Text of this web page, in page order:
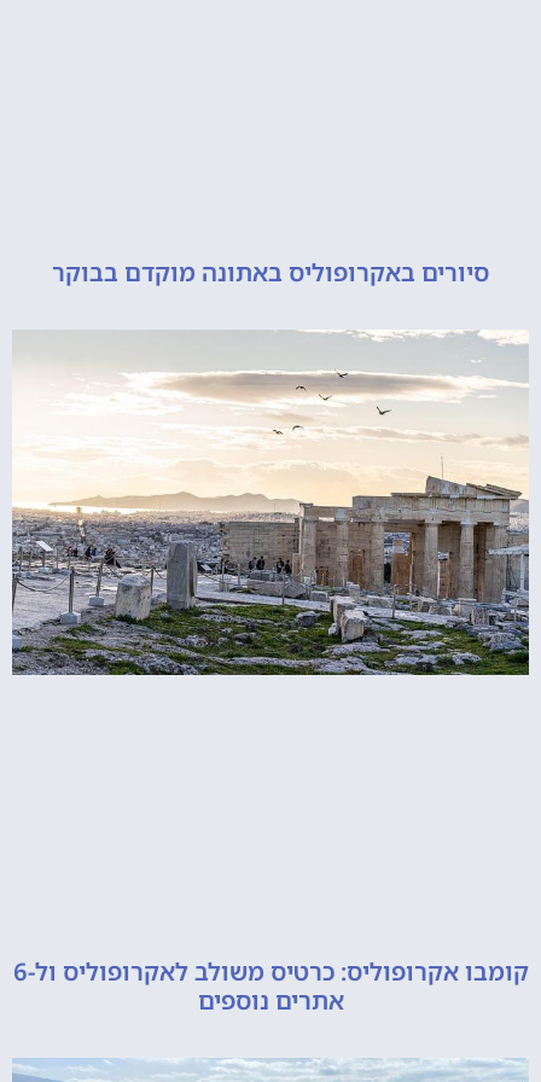
באקרופוליס באתונה מוקדם בבוקר
קומבו אקרופוליס: כרטיס משולב לאקרופוליס ול-6
אתרים נוספים